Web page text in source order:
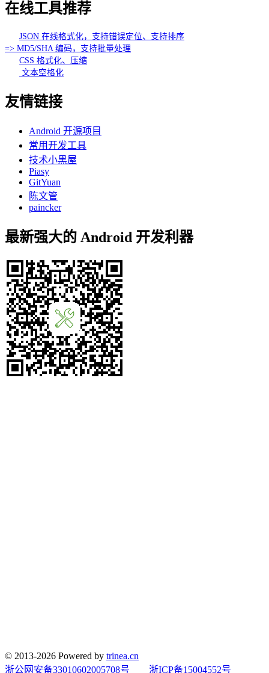
在线工具推荐
JSON 在线格式化，支持错误定位、支持排序
=> MD5/SHA 编码，支持批量处理
CSS 格式化、压缩
文本空格化
友情链接
Android 开源项目
常用开发工具
技术小黑屋
Piasy
GitYuan
陈文管
paincker
最新强大的 Android 开发利器
© 2013-2026 Powered by trinea.cn
浙公网安备33010602005708号
浙ICP备15004552号